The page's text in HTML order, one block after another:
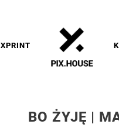
XPRINT
BO ŻYJĘ |